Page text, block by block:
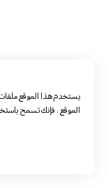
يستخدم هذا الموقع ملفات
الموقع ، فإنك تسمح